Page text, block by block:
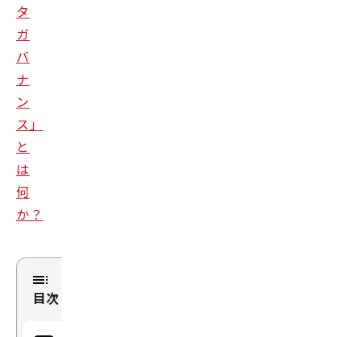
タ
ガ
バ
ナ
ン
ス」
と
は
何
か？
目次